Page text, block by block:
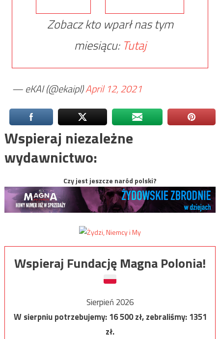
Zobacz kto wparł nas tym
miesiącu: Tutaj
— eKAI (@ekaipl)April 12, 2021
Wspieraj niezależne
wydawnictwo:
Czy jest jeszcze naród polski?
Wspieraj Fundację Magna Polonia!
Sierpień 2026
W sierpniu potrzebujemy:16 500zł, zebraliśmy:1351
zł.